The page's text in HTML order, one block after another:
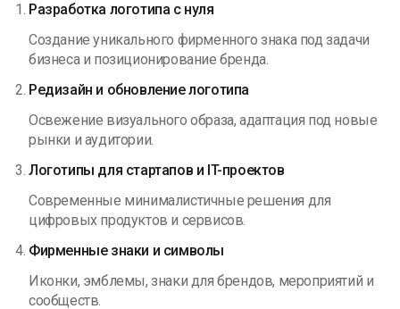
Разработка логотипа с нуля
Создание уникального фирменного знака под задачи
бизнеса и позиционирование бренда.
Редизайн и обновление логотипа
Освежение визуального образа, адаптация под новые
рынки и аудитории.
Логотипы для стартапов и IT-проектов
Современные минималистичные решения для
цифровых продуктов и сервисов.
Фирменные знаки и символы
Иконки, эмблемы, знаки для брендов, мероприятий и
сообществ.